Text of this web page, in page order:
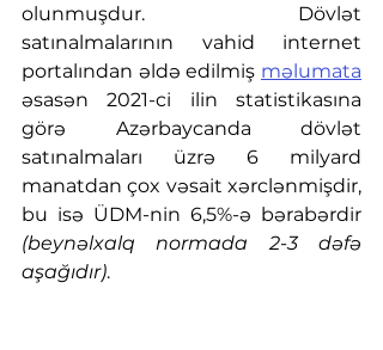
olunmuşdur. Dövlət
satınalmalarının vahid internet
portalından əldə edilmiş məlumata
əsasən 2021-ci ilin statistikasına
görə Azərbaycanda dövlət
satınalmaları üzrə 6 milyard
manatdan çox vəsait xərclənmişdir,
(beynəlxalq normada 2-3 dəfə
aşağıdır).